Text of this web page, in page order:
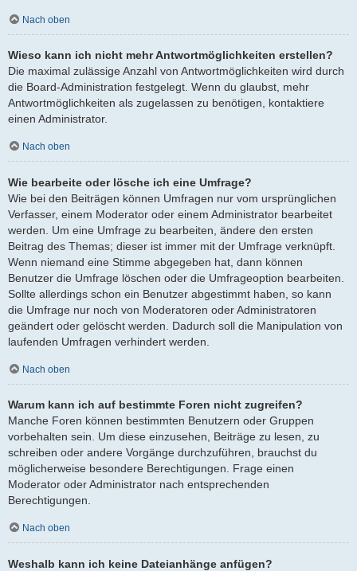
Nach oben
Wieso kann ich nicht mehr Antwortmöglichkeiten erstellen?
Die maximal zulässige Anzahl von Antwortmöglichkeiten wird durch
die Board-Administration festgelegt. Wenn du glaubst, mehr
Antwortmöglichkeiten als zugelassen zu benötigen, kontaktiere
einen Administrator.
Nach oben
Wie bearbeite oder lösche ich eine Umfrage?
Wie bei den Beiträgen können Umfragen nur vom ursprünglichen
Verfasser, einem Moderator oder einem Administrator bearbeitet
werden. Um eine Umfrage zu bearbeiten, ändere den ersten
Beitrag des Themas; dieser ist immer mit der Umfrage verknüpft.
Wenn niemand eine Stimme abgegeben hat, dann können
Benutzer die Umfrage löschen oder die Umfrageoption bearbeiten.
Sollte allerdings schon ein Benutzer abgestimmt haben, so kann
die Umfrage nur noch von Moderatoren oder Administratoren
geändert oder gelöscht werden. Dadurch soll die Manipulation von
laufenden Umfragen verhindert werden.
Nach oben
Warum kann ich auf bestimmte Foren nicht zugreifen?
Manche Foren können bestimmten Benutzern oder Gruppen
vorbehalten sein. Um diese einzusehen, Beiträge zu lesen, zu
schreiben oder andere Vorgänge durchzuführen, brauchst du
möglicherweise besondere Berechtigungen. Frage einen
Moderator oder Administrator nach entsprechenden
Berechtigungen.
Nach oben
Weshalb kann ich keine Dateianhänge anfügen?